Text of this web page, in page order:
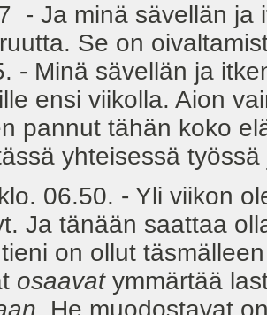
- Ja minä sävellän ja
Se on
- Minä sävellän ja
ensi viikolla. Aion
pannut tähän koko
yhteisessä
06.50. - Yli viikon
Ja tänään saattaa
on ollut
osaavatymmärtää
. He muodostavat